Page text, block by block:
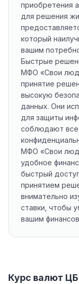
приобретения
для решения
который
вашим
Быстрые
МФО «Свои
принятие
высокую
данных. Они
для защиты
соблюдают
МФО «Свои
удобное
быстрый
принятием
внимательно
ставки, чтобы
вашим
Курс валют